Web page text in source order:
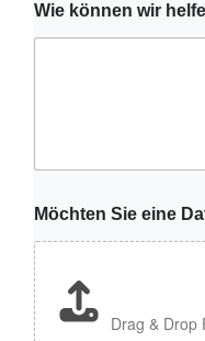
Wie können wir
Möchten Sie eine
Drag & Drop